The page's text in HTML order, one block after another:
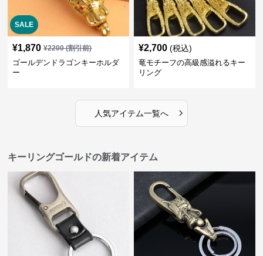
SALE
¥1,870 ¥2200(割引前)
ゴールデンドラゴンキーホルダ
ー
¥2,700 (税込)
竜モチーフの高級感溢れるキー
リング
人気アイテム一覧へ ›
キーリングゴールドの新着アイテム